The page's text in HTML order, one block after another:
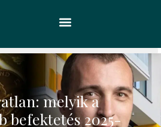
melyik a
befektetés 2025-